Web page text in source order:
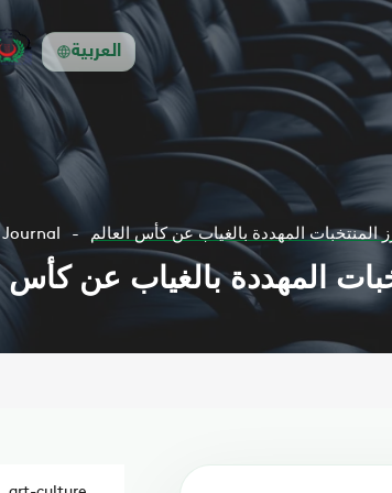
العربية
Journal المنتخبات المهددة بالغياب عن كأس العالم
المهددة بالغياب عن كأس